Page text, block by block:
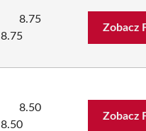
8.75
8.75
Zobacz
8.50
8.50
Zobacz